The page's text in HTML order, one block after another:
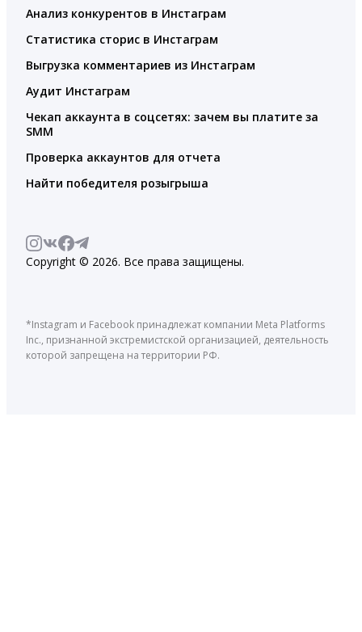
Анализ конкурентов в Инстаграм
Статистика сторис в Инстаграм
Выгрузка комментариев из Инстаграм
Аудит Инстаграм
Чекап аккаунта в соцсетях: зачем вы платите за
SMM
Проверка аккаунтов для отчета
Найти победителя розыгрыша
Copyright © 2026. Все права защищены.
*Instagram и Facebook принадлежат компании Meta Platforms
Inc., признанной экстремистской организацией, деятельность
которой запрещена на территории РФ.